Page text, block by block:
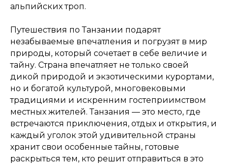
альпийских троп.
Путешествия по Танзании подарят
незабываемые впечатления и погрузят в мир
природы, который сочетает в себе величие и
тайну. Страна впечатляет не только своей
дикой природой и экзотическими курортами,
но и богатой культурой, многовековыми
традициями и искренним гостеприимством
местных жителей. Танзания — это место, где
встречаются приключения, отдых и открытия, и
каждый уголок этой удивительной страны
хранит свои особенные тайны, готовые
раскрыться тем, кто решит отправиться в это